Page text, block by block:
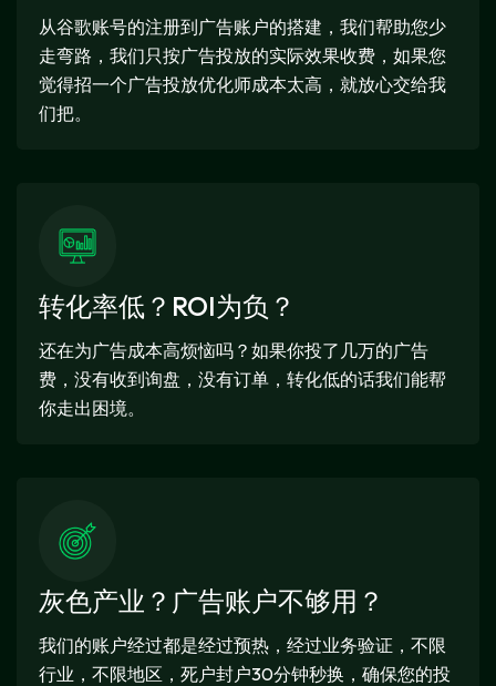
从谷歌账号的注册到广告账户的搭建，我们帮助您少
走弯路，我们只按广告投放的实际效果收费，如果您
觉得招一个广告投放优化师成本太高，就放心交给我
们把。
转化率低？ROI为负？
还在为广告成本高烦恼吗？如果你投了几万的广告
费，没有收到询盘，没有订单，转化低的话我们能帮
你走出困境。
灰色产业？广告账户不够用？
我们的账户经过都是经过预热，经过业务验证，不限
行业，不限地区，死户封户30分钟秒换，确保您的投